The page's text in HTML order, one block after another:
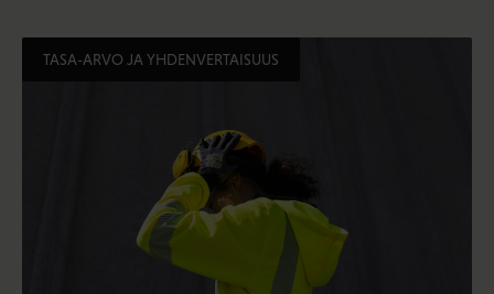
TASA-ARVO JA YHDENVERTAISUUS